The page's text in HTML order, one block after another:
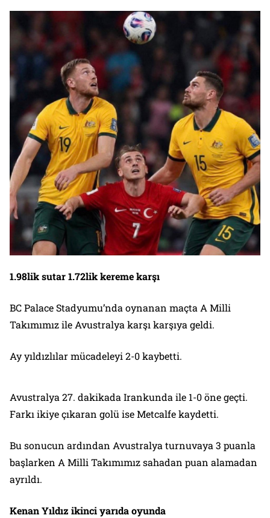
1.98lik sutar 1.72lik kereme karşı
BC Palace Stadyumu’nda oynanan maçta A Milli
Takımımız ile Avustralya karşı karşıya geldi.
Ay yıldızlılar mücadeleyi 2-0 kaybetti.
Avustralya 27. dakikada Irankunda ile 1-0 öne geçti.
Farkı ikiye çıkaran golü ise Metcalfe kaydetti.
Bu sonucun ardından Avustralya turnuvaya 3 puanla
başlarken A Milli Takımımız sahadan puan alamadan
ayrıldı.
Kenan Yıldız ikinci yarıda oyunda